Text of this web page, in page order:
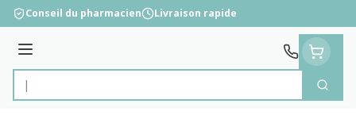
Aller au contenu
Conseil du pharmacien Livraison rapide
Menu
Rechercher